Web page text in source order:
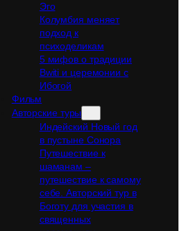
Эго
Колумбия меняет
подход к
психоделикам
5 мифов о традиции
Bwiti и церемонии с
Ибогой
Фильм
Авторские туры
Индейский Новый год
в пустыне Сонора
Путешествие к
шаманам –
путешествие к самому
себе. Авторский тур в
Боготу для участия в
священных